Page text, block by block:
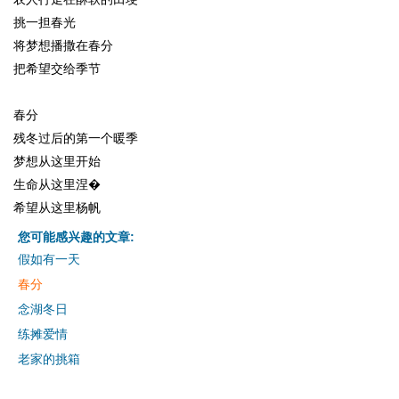
挑一担春光
将梦想播撒在春分
把希望交给季节
春分
残冬过后的第一个暖季
梦想从这里开始
生命从这里涅�
希望从这里杨帆
您可能感兴趣的文章:
假如有一天
春分
念湖冬日
练摊爱情
老家的挑箱